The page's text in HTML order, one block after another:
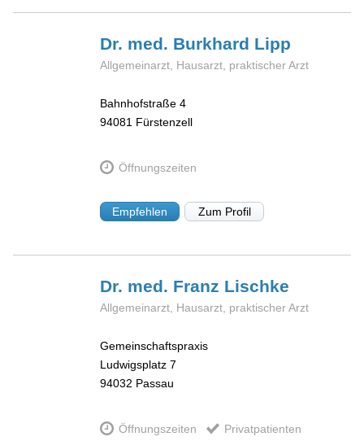
Dr. med. Burkhard Lipp
Allgemeinarzt, Hausarzt, praktischer Arzt
Bahnhofstraße 4
94081 Fürstenzell
Öffnungszeiten
Empfehlen Zum Profil
Dr. med. Franz Lischke
Allgemeinarzt, Hausarzt, praktischer Arzt
Gemeinschaftspraxis
Ludwigsplatz 7
94032 Passau
Öffnungszeiten Privatpatienten